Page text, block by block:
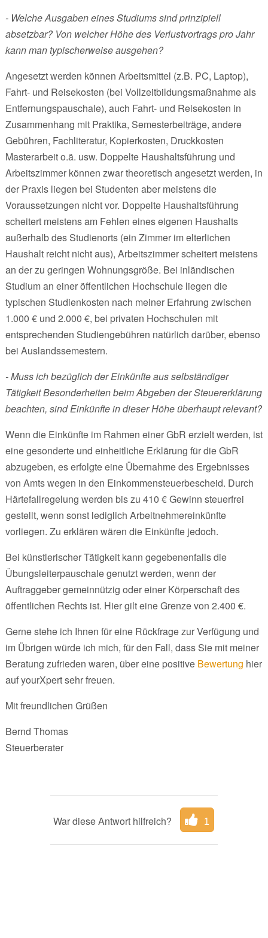
- Welche Ausgaben eines Studiums sind prinzipiell
absetzbar? Von welcher Höhe des Verlustvortrags pro Jahr
kann man typischerweise ausgehen?
Angesetzt werden können Arbeitsmittel (z.B. PC, Laptop),
Fahrt- und Reisekosten (bei Vollzeitbildungsmaßnahme als
Entfernungspauschale), auch Fahrt- und Reisekosten in
Zusammenhang mit Praktika, Semesterbeiträge, andere
Gebühren, Fachliteratur, Kopierkosten, Druckkosten
Masterarbeit o.ä. usw. Doppelte Haushaltsführung und
Arbeitszimmer können zwar theoretisch angesetzt werden, in
der Praxis liegen bei Studenten aber meistens die
Voraussetzungen nicht vor. Doppelte Haushaltsführung
scheitert meistens am Fehlen eines eigenen Haushalts
außerhalb des Studienorts (ein Zimmer im elterlichen
Haushalt reicht nicht aus), Arbeitszimmer scheitert meistens
an der zu geringen Wohnungsgröße. Bei inländischen
Studium an einer öffentlichen Hochschule liegen die
typischen Studienkosten nach meiner Erfahrung zwischen
1.000 € und 2.000 €, bei privaten Hochschulen mit
entsprechenden Studiengebühren natürlich darüber, ebenso
bei Auslandssemestern.
- Muss ich bezüglich der Einkünfte aus selbständiger
Tätigkeit Besonderheiten beim Abgeben der Steuererklärung
beachten, sind Einkünfte in dieser Höhe überhaupt relevant?
Wenn die Einkünfte im Rahmen einer GbR erzielt werden, ist
eine gesonderte und einheitliche Erklärung für die GbR
abzugeben, es erfolgte eine Übernahme des Ergebnisses
von Amts wegen in den Einkommensteuerbescheid. Durch
Härtefallregelung werden bis zu 410 € Gewinn steuerfrei
gestellt, wenn sonst lediglich Arbeitnehmereinkünfte
vorliegen. Zu erklären wären die Einkünfte jedoch.
Bei künstlerischer Tätigkeit kann gegebenenfalls die
Übungsleiterpauschale genutzt werden, wenn der
Auftraggeber gemeinnützig oder einer Körperschaft des
öffentlichen Rechts ist. Hier gilt eine Grenze von 2.400 €.
Gerne stehe ich Ihnen für eine Rückfrage zur Verfügung und
im Übrigen würde ich mich, für den Fall, dass Sie mit meiner
Beratung zufrieden waren, über eine positive Bewertung hier
auf yourXpert sehr freuen.
Mit freundlichen Grüßen
Bernd Thomas
Steuerberater
War diese Antwort hilfreich? 1